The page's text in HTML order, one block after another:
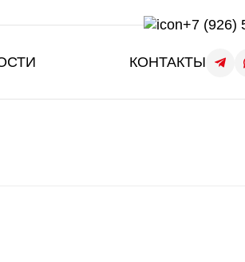
+7 (926)
КОНТАКТЫ